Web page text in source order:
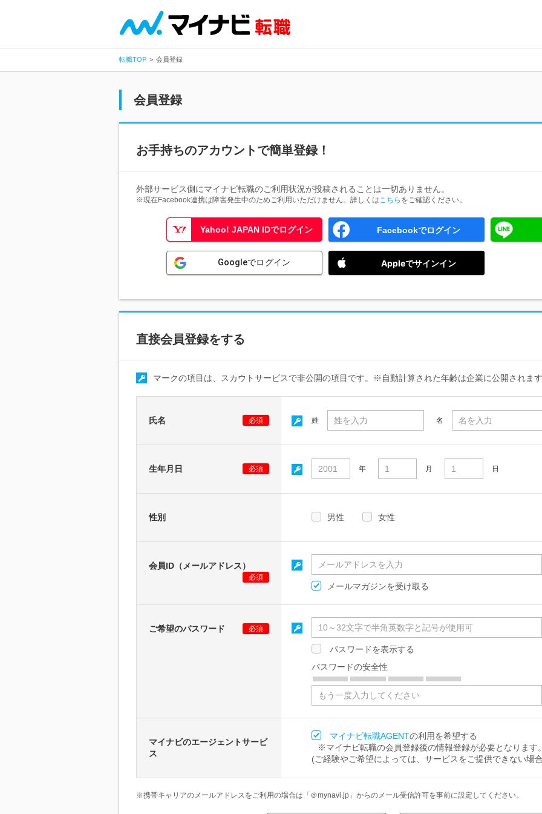
転職TOP 会員登録
会員登録
お手持ちのアカウントで簡単登録！
外部サービス側にマイナビ転職のご利用状況が投稿されることは一切ありません。
※現在Facebook連携は障害発生中のためご利用いただけません。詳しくはこちら をご確認ください。
Yahoo! JAPAN IDでログイン Facebookでログイン
Googleでログイン Appleでサインイン
直接会員登録をする
マークの項目は、スカウトサービスで非公開の項目です。※自動計算された年齢は企業に公開されま
氏名 必須 姓 名
生年月日 必須 年 月 日
性別 男性 女性
会員ID（メールアドレス）
必須
メールマガジンを受け取る
ご希望のパスワード 必須
パスワードを表示する
パスワードの安全性
マイナビのエージェントサービ
ス
マイナビ転職AGENTの利用を希望する
※マイナビ転職の会員登録後の情報登録が必要となります
(ご経験やご希望によっては、サービスをご提供できない場
※携帯キャリアのメールアドレスをご利用の場合は「＠mynavi.jp」からのメール受信許可を事前に設定してください。